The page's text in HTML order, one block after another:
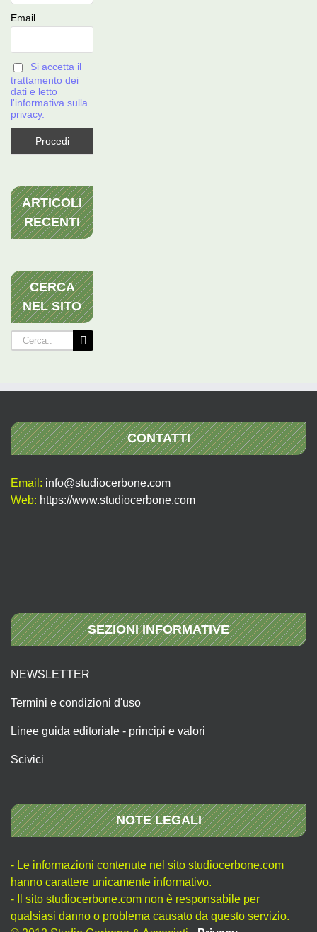
Email
Si accetta il
trattamento dei
dati e letto
l'informativa sulla
privacy.
ARTICOLI
RECENTI
CERCA
NEL SITO
Cerca
per:
CONTATTI
Email: info@studiocerbone.com
Web: https://www.studiocerbone.com
SEZIONI INFORMATIVE
NEWSLETTER
Termini e condizioni d'uso
Linee guida editoriale - principi e valori
Scivici
NOTE LEGALI
- Le informazioni contenute nel sito studiocerbone.com
hanno carattere unicamente informativo.
- Il sito studiocerbone.com non è responsabile per
qualsiasi danno o problema causato da questo servizio.